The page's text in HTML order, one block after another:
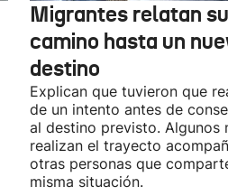
Migrantes relatan su
camino hasta un
destino
Explican que tuvieron que
de un intento antes de
al destino previsto. Algunos
realizan el trayecto
otras personas que
misma situación.